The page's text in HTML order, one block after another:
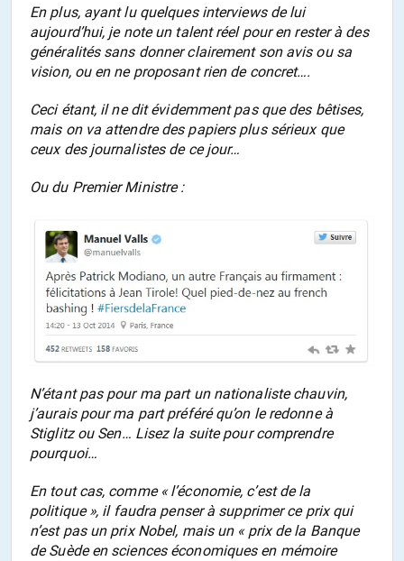
En plus, ayant lu quelques interviews de lui
aujourd’hui, je note un talent réel pour en rester à des
généralités sans donner clairement son avis ou sa
vision, ou en ne proposant rien de concret….
Ceci étant, il ne dit évidemment pas que des bêtises,
mais on va attendre des papiers plus sérieux que
ceux des journalistes de ce jour…
Ou du Premier Ministre :
N’étant pas pour ma part un nationaliste chauvin,
j’aurais pour ma part préféré qu’on le redonne à
Stiglitz ou Sen… Lisez la suite pour comprendre
pourquoi…
En tout cas, comme « l’économie, c’est de la
politique », il faudra penser à supprimer ce prix qui
n’est pas un prix Nobel, mais un « prix de la Banque
de Suède en sciences économiques en mémoire